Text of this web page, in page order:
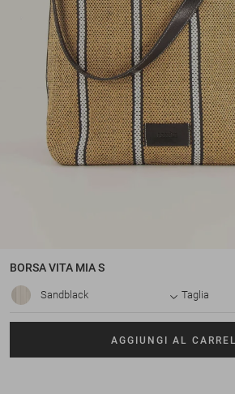
BORSAVITA MIA S
Sandblack Taglia
AGGIUNGI AL